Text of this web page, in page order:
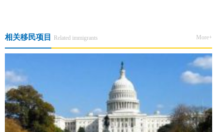
相关移民项目 Related immigrants More+